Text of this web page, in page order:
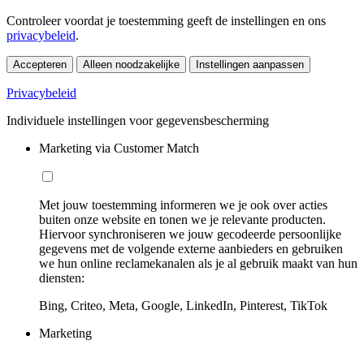
Controleer voordat je toestemming geeft de instellingen en ons
privacybeleid.
Accepteren Alleen noodzakelijke Instellingen aanpassen
Privacybeleid
Individuele instellingen voor gegevensbescherming
Marketing via Customer Match
Met jouw toestemming informeren we je ook over acties
buiten onze website en tonen we je relevante producten.
Hiervoor synchroniseren we jouw gecodeerde persoonlijke
gegevens met de volgende externe aanbieders en gebruiken
we hun online reclamekanalen als je al gebruik maakt van hun
diensten:
Bing, Criteo, Meta, Google, LinkedIn, Pinterest, TikTok
Marketing